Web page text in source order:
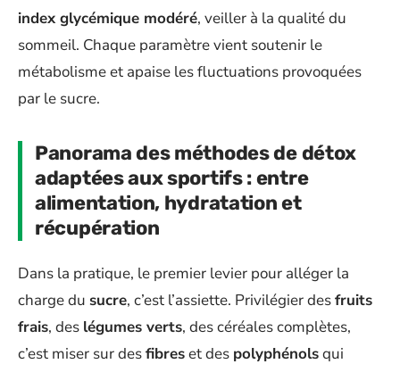
index glycémique modéré, veiller à la qualité du
sommeil. Chaque paramètre vient soutenir le
métabolisme et apaise les fluctuations provoquées
par le sucre.
Panorama des méthodes de détox
adaptées aux sportifs : entre
alimentation, hydratation et
récupération
Dans la pratique, le premier levier pour alléger la
charge du sucre, c’est l’assiette. Privilégier desfruits
frais, des légumes verts, des céréales complètes,
c’est miser sur desfibreset des polyphénolsqui